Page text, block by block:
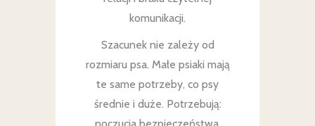
komunikacji.
Szacunek nie zależy od
rozmiaru psa. Małe psiaki mają
te same potrzeby, co psy
średnie i duże. Potrzebują: